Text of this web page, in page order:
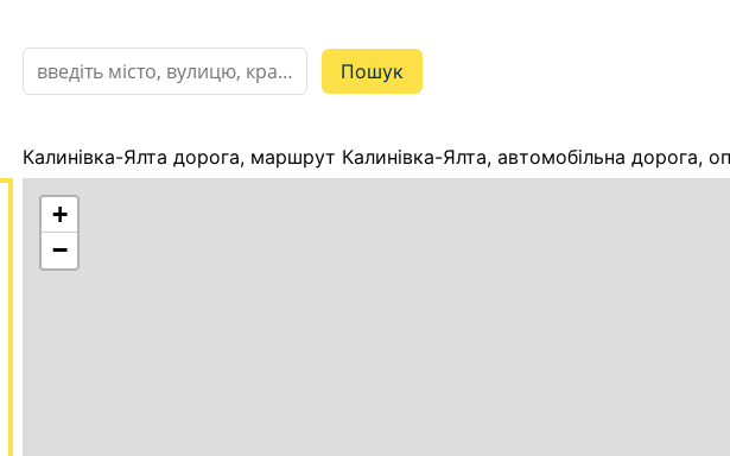
Калинівка-Ялта дорога, маршрут Калинівка-Ялта, автомобільна дорога,
+
−